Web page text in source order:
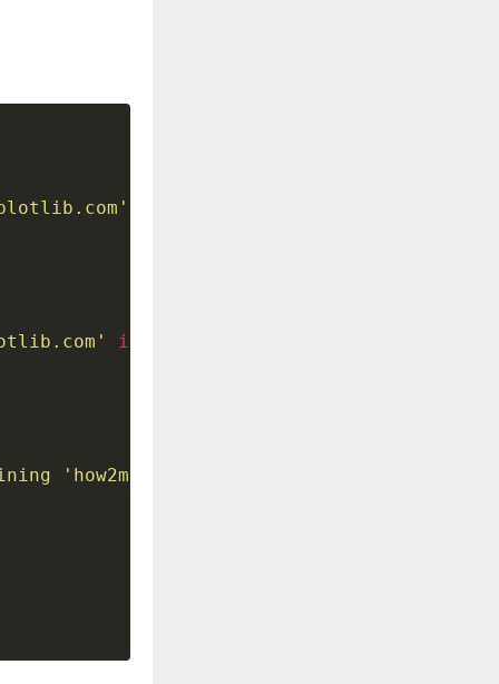
in
'how2matplotlib.com'"